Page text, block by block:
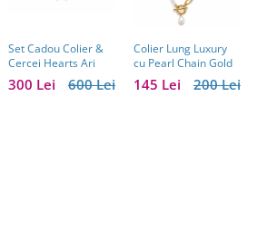
Set Cadou Colier &
Cercei Hearts Ari
600 Lei
300 Lei
Colier Lung Luxury
cu Pearl Chain Gold
200 Lei
145 Lei